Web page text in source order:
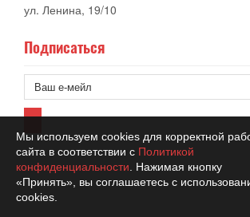
ул. Ленина, 19/10
Подписаться
Мы используем cookies для корректной
сайта в соответствии с Политикой
конфиденциальности . Нажимая кнопку
«Принять», вы соглашаетесь с
cookies.